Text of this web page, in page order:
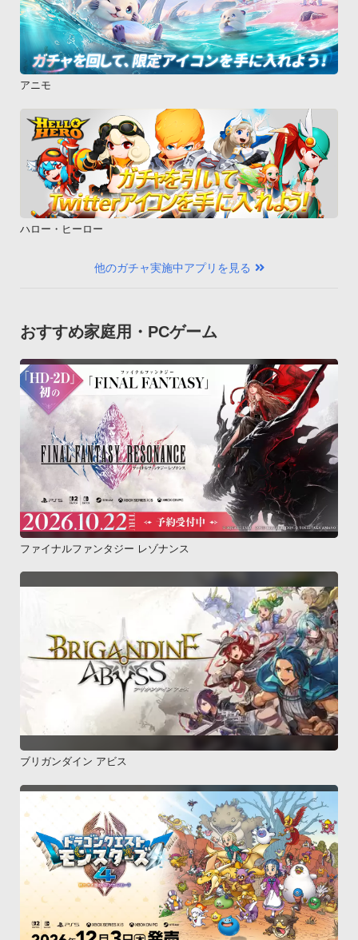
アニモ
ハロー・ヒーロー
他のガチャ実施中アプリを見る
おすすめ家庭用・PCゲーム
ファイナルファンタジー レゾナンス
ブリガンダイン アビス